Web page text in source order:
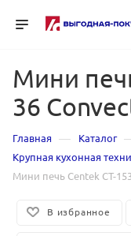
Мини
36
Главная — Каталог
Крупная кухонная
Мини печь Centek CT-
В избранное